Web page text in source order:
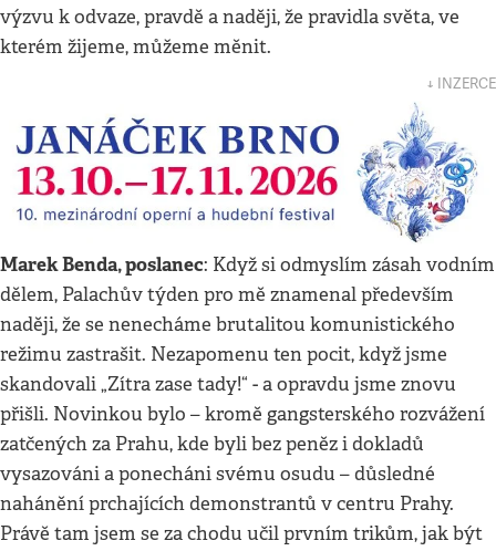
výzvu k odvaze, pravdě a naději, že pravidla světa, ve
kterém žijeme, můžeme měnit.
↓ INZERCE
Marek Benda, poslanec: Když si odmyslím zásah vodním
dělem, Palachův týden pro mě znamenal především
naději, že se nenecháme brutalitou komunistického
režimu zastrašit. Nezapomenu ten pocit, když jsme
skandovali „Zítra zase tady!“ - a opravdu jsme znovu
přišli. Novinkou bylo – kromě gangsterského rozvážení
zatčených za Prahu, kde byli bez peněz i dokladů
vysazováni a ponecháni svému osudu – důsledné
nahánění prchajících demonstrantů v centru Prahy.
Právě tam jsem se za chodu učil prvním trikům, jak být